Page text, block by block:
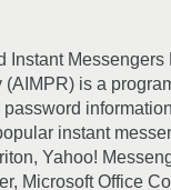
Instant Messengers
(AIMPR) is a
password
instant
Yahoo!
Microsoft Office